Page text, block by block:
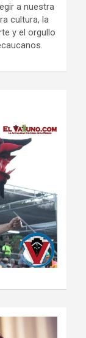
a nuestra
cultura, la
y el orgullo